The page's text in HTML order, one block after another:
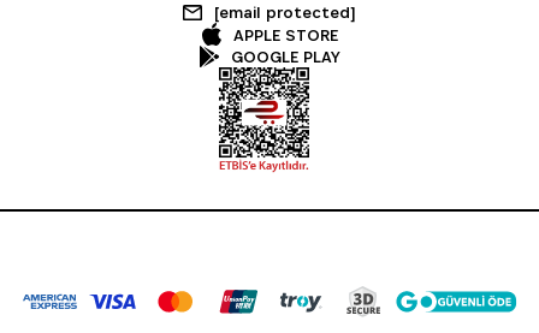
[email protected]
APPLE STORE
GOOGLE PLAY